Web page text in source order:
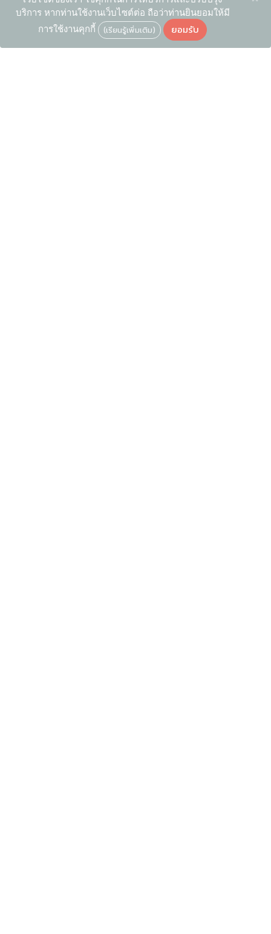
บริการ หากท่านใช้งานเว็บไซต์ต่อ ถือว่าท่านยินยอมให้มี
การใช้งานคุกกี้ (เรียนรู้เพิ่มเติม) ยอมรับ